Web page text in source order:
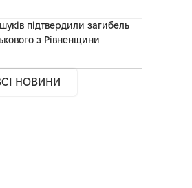
підтвердили загибель
з Рівненщини
НОВИНИ